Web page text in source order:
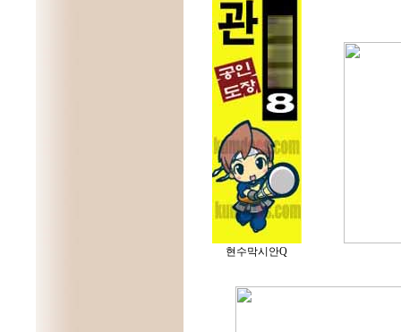
현수막시안Q